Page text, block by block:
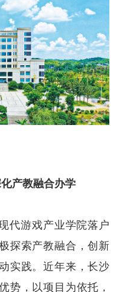
产教融合办学
代游戏产业学院落户
探索产教融合，创新
实践。近年来，长沙
势，以项目为依托，